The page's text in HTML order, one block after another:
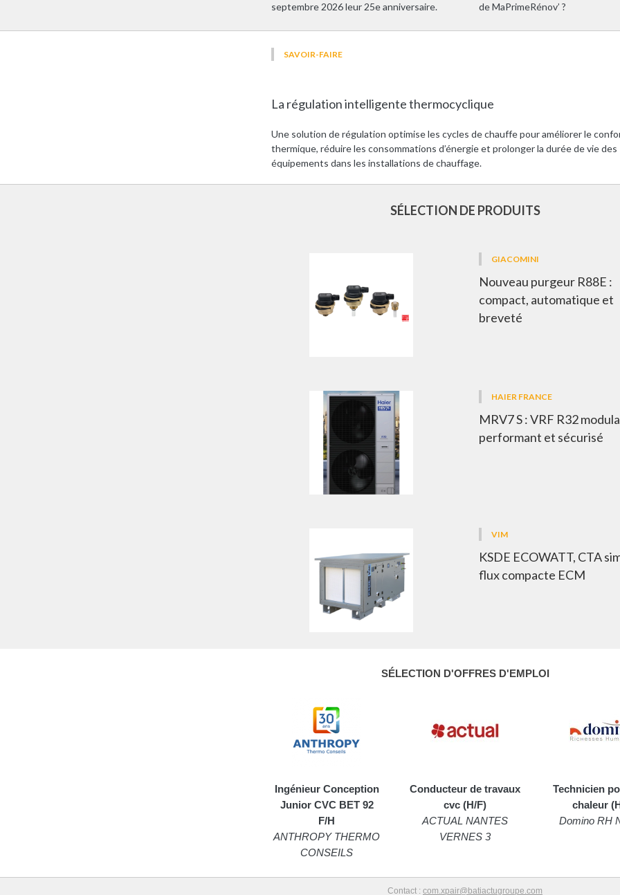
septembre 2026 leur 25e anniversaire.
de MaPrimeRénov’ ?
SAVOIR-FAIRE
La régulation intelligente thermocyclique
Une solution de régulation optimise les cycles de chauffe pour améliorer le
thermique, réduire les consommations d’énergie et prolonger la durée de vie des
équipements dans les installations de chauffage.
SÉLECTION DE PRODUITS
GIACOMINI
Nouveau purgeur R88E :
compact, automatique et
breveté
HAIER FRANCE
MRV7 S : VRF R32
performant et sécurisé
VIM
KSDE ECOWATT, CTA
flux compacte ECM
SÉLECTION D'OFFRES D'EMPLOI
Ingénieur Conception
Junior CVC BET 92
F/H
ANTHROPY THERMO
CONSEILS
Conducteur de travaux
cvc (H/F)
ACTUAL NANTES
VERNES 3
Technicien
chaleur
Domino RH
Contact : com.xpair@batiactugroupe.com